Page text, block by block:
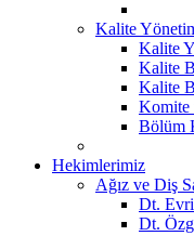
Kalite
Kalite
Kalite
Kalite
Komite
Bölüm
Hekimlerimiz
Ağız ve Diş
Dt.
Dt.